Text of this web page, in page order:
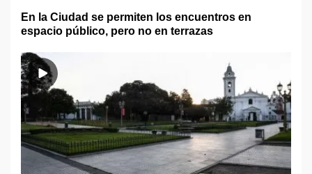
En la Ciudad se permiten los encuentros en
espacio público, pero no en terrazas